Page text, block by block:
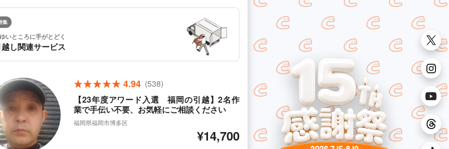
集
いところに手がとどく
し関連サービス
4.94 (538)
【23年度アワード入選 福岡の引越】2名作
業で手伝い不要、お気軽にご相談ください
福岡県福岡市博多区
¥14,700